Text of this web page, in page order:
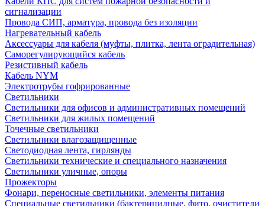
сигнализации
Провода СИП, арматура, провода без изоляции
Нагревательный кабель
Аксессуары для кабеля (муфты, плитка, лента оградительная)
Саморегулирующийся кабель
Резистивный кабель
Кабель NYM
Электротрубы гофрированные
Светильники
Светильники для офисов и административных помещений
Светильники для жилых помещений
Точечные светильники
Светильники влагозащищенные
Светодиодная лента, гирлянды
Светильники технические и специального назначения
Светильники уличные, опоры
Прожекторы
Фонари, переносные светильники, элементы питания
Специальные светильники (бактерицидные, фито, очистители